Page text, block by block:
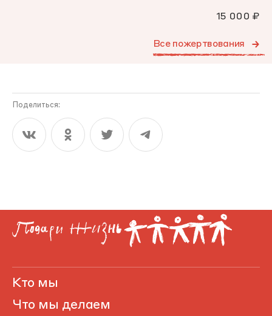
15 000 ₽
Все пожертвования
Поделиться:
Кто мы
Что мы делаем